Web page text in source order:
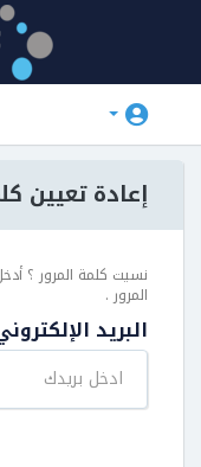
إعادة تعيين
نسيت كلمة المرور ؟
المرور .
البريد